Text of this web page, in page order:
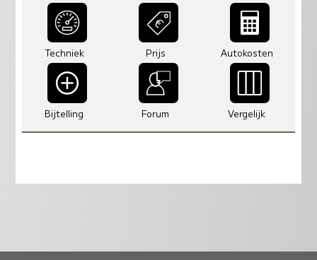
Techniek Prijs Autokosten
Bijtelling Forum Vergelijk